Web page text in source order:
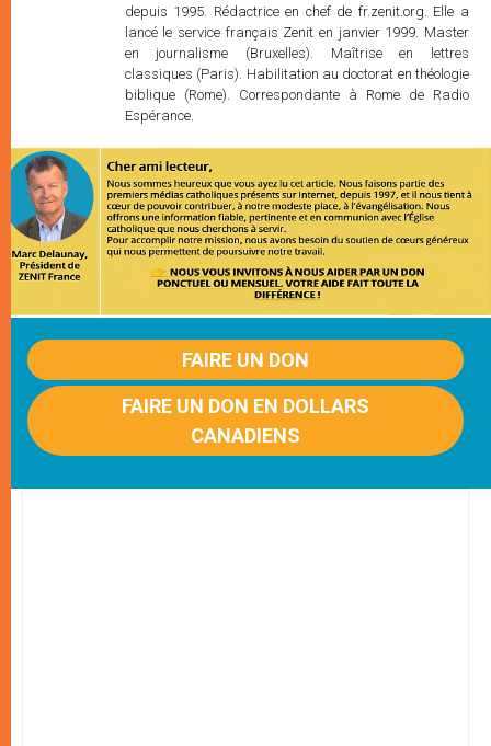
depuis 1995. Rédactrice en chef de fr.zenit.org. Elle a
lancé le service français Zenit en janvier 1999. Master
en journalisme (Bruxelles). Maîtrise en lettres
classiques (Paris). Habilitation au doctorat en théologie
biblique (Rome). Correspondante à Rome de Radio
Espérance.
FAIRE UN DON
FAIRE UN DON EN DOLLARS
CANADIENS